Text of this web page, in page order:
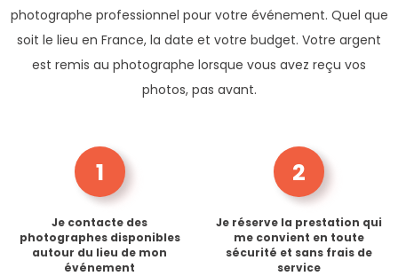
photographe professionnel pour votre événement. Quel que
soit le lieu en France, la date et votre budget. Votre argent
est remis au photographe lorsque vous avez reçu vos
photos, pas avant.
1
Je contacte des
photographes disponibles
autour du lieu de mon
événement
2
Je réserve la prestation qui
me convient en toute
sécurité et sans frais de
service